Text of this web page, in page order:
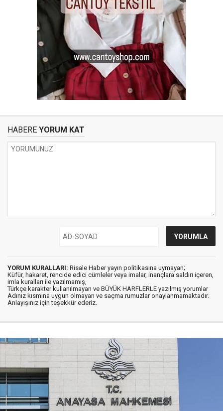
HABERE YORUM KAT
YORUM KURALLARI: Risale Haber yayın politikasına uymayan;
Küfür, hakaret, rencide edici cümleler veya imalar, inançlara saldırı içeren,
imla kuralları ile yazılmamış,
Türkçe karakter kullanılmayan ve BÜYÜK HARFLERLE yazılmış yorumlar
Adınız kısmına uygun olmayan ve saçma rumuzlar onaylanmamaktadır.
Anlayışınız için teşekkür ederiz.